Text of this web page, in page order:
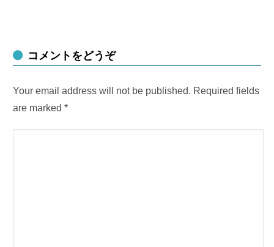
コメントをどうぞ
Your email address will not be published. Required fields
are marked*